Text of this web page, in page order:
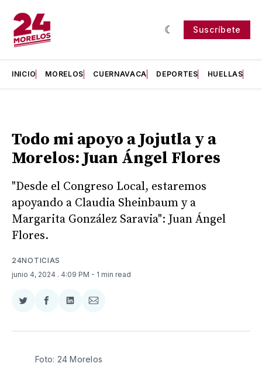
Suscríbete
INICIO MORELOS CUERNAVACA DEPORTES HUELLAS
Todo mi apoyo a Jojutla y a
Morelos: Juan Ángel Flores
"Desde el Congreso Local, estaremos
apoyando a Claudia Sheinbaum y a
Margarita González Saravia": Juan Ángel
Flores.
24NOTICIAS
junio 4, 2024 . 4:09 PM - 1 min read
Compartir
Twitter
Compartir
Facebook
Compartir
LinkedIn
Compartir
Email
Foto: 24 Morelos